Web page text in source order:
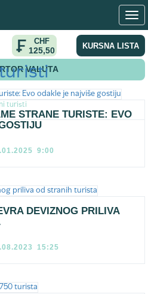
CHF
125,50 KURSNA LISTA
VALUTA
turisti
STRANE TURISTE: EVO
9:00
DEVIZNOG PRILIVA
15:25